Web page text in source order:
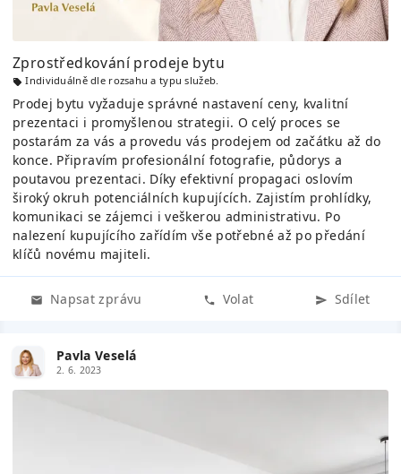
Zprostředkování prodeje bytu
Individuálně dle rozsahu a typu služeb.
Prodej bytu vyžaduje správné nastavení ceny, kvalitní
prezentaci i promyšlenou strategii. O celý proces se
postarám za vás a provedu vás prodejem od začátku až do
konce. Připravím profesionální fotografie, půdorys a
poutavou prezentaci. Díky efektivní propagaci oslovím
široký okruh potenciálních kupujících. Zajistím prohlídky,
komunikaci se zájemci i veškerou administrativu. Po
nalezení kupujícího zařídím vše potřebné až po předání
klíčů novému majiteli.
Napsat zprávu Volat Sdílet
Pavla Veselá
2. 6. 2023